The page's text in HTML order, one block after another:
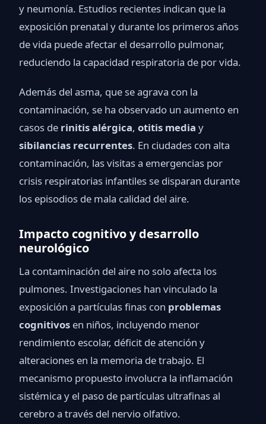
y neumonía. Estudios recientes indican que la
exposición prenatal y durante los primeros años
de vida puede afectar el desarrollo pulmonar,
reduciendo la capacidad respiratoria de por vida.
Además del asma, que se agrava con la
contaminación, se ha observado un aumento en
casos de rinitis alérgica, otitis media y
sibilancias recurrentes. En ciudades con alta
contaminación, las visitas a emergencias por
crisis respiratorias infantiles se disparan durante
los episodios de mala calidad del aire.
Impacto cognitivo y desarrollo
neurológico
La contaminación del aire no solo afecta los
pulmones. Investigaciones han vinculado la
exposición a partículas finas con problemas
cognitivos en niños, incluyendo menor
rendimiento escolar, déficit de atención y
alteraciones en la memoria de trabajo. El
mecanismo propuesto involucra la inflamación
sistémica y el paso de partículas ultrafinas al
cerebro a través del nervio olfativo.